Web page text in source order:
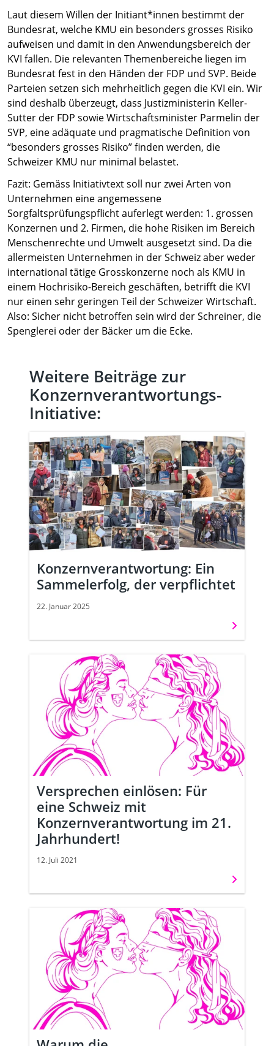
Laut diesem Willen der Initiant*innen bestimmt der
Bundesrat, welche KMU ein besonders grosses Risiko
aufweisen und damit in den Anwendungsbereich der
KVI fallen. Die relevanten Themenbereiche liegen im
Bundesrat fest in den Händen der FDP und SVP. Beide
Parteien setzen sich mehrheitlich gegen die KVI ein. Wir
sind deshalb überzeugt, dass Justizministerin Keller-
Sutter der FDP sowie Wirtschaftsminister Parmelin der
SVP, eine adäquate und pragmatische Definition von
“besonders grosses Risiko” finden werden, die
Schweizer KMU nur minimal belastet.
Fazit: Gemäss Initiativtext soll nur zwei Arten von
Unternehmen eine angemessene
Sorgfaltsprüfungspflicht auferlegt werden: 1. grossen
Konzernen und 2. Firmen, die hohe Risiken im Bereich
Menschenrechte und Umwelt ausgesetzt sind. Da die
allermeisten Unternehmen in der Schweiz aber weder
international tätige Grosskonzerne noch als KMU in
einem Hochrisiko-Bereich geschäften, betrifft die KVI
nur einen sehr geringen Teil der Schweizer Wirtschaft.
Also: Sicher nicht betroffen sein wird der Schreiner, die
Spenglerei oder der Bäcker um die Ecke.
Weitere Beiträge zur
Konzernverantwortungs-
Initiative:
Konzernverantwortung: Ein
Sammelerfolg, der verpflichtet
22. Januar 2025
Versprechen einlösen: Für
eine Schweiz mit
Konzernverantwortung im 21.
Jahrhundert!
12. Juli 2021